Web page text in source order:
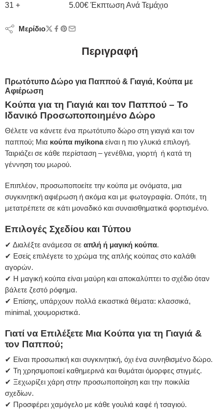
31 + 5.00€ Έκπτωση Ανά Τεμάχιο
Μερίδιο
Περιγραφή
Πρωτότυπο Δώρο για Παππού & Γιαγιά, Κούπα με
Αφιέρωση
Κούπα για τη Γιαγιά και τον Παππού – Το
Ιδανικό Προσωποποιημένο Δώρο
Θέλετε να κάνετε ένα πρωτότυπο δώρο στη γιαγιά και τον
παππού; Μια κούπα myikonaείναι η πιο γλυκιά επιλογή.
Ταιριάζει σε κάθε περίσταση – γενέθλια, γιορτή ή κατά τη
γέννηση του μωρού.
Επιπλέον, προσωποποείτε την κούπα με ονόματα, μια
συγκινητική αφιέρωση ή ακόμα και με φωτογραφία. Οπότε, τη
μετατρέπετε σε κάτι μοναδικό και συναισθηματικά φορτισμένο.
Επιλογές Σχεδίου και Τύπου
✔ Διαλέξτε ανάμεσα σε απλή ή μαγική κούπα.
✔ Εσείς επιλέγετε το χρώμα της απλής κούπας στο καλάθι
αγορών.
✔ Η μαγική κούπα είναι μαύρη και αποκαλύπτει το σχέδιο όταν
βάλετε ζεστό ρόφημα.
✔ Επίσης, υπάρχουν πολλά εικαστικά θέματα: κλασσικά,
minimal, χιουμοριστικά.
Γιατί να Επιλέξετε Μια Κούπα για τη Γιαγιά &
τον Παππού;
✔ Είναι προσωπική και συγκινητική, όχι ένα συνηθισμένο δώρο.
✔ Τη χρησιμοποιεί καθημερινά και θυμάται όμορφες στιγμές.
✔ Ξεχωρίζει χάρη στην προσωποποίηση και την ποικιλία
σχεδίων.
✔ Προσφέρει χαμόγελο με κάθε γουλιά καφέ ή τσαγιού.